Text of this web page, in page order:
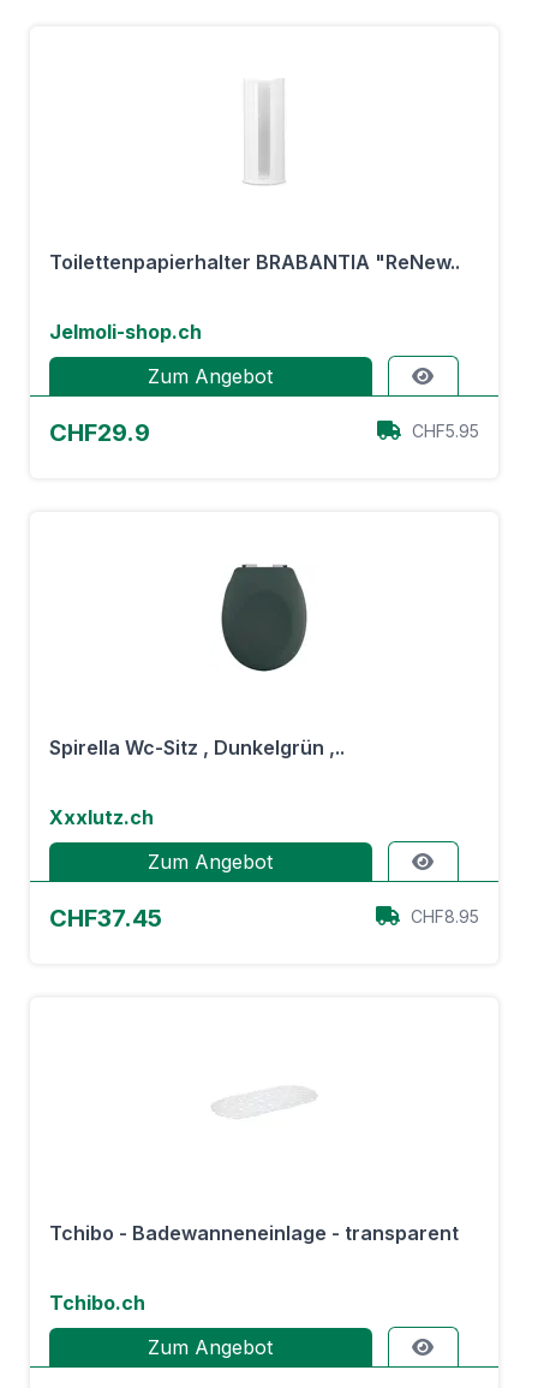
Toilettenpapierhalter BRABANTIA "ReNew..
Jelmoli-shop.ch
Zum Angebot
CHF29.9 CHF5.95
Spirella Wc-Sitz , Dunkelgrün ,..
Xxxlutz.ch
Zum Angebot
CHF37.45 CHF8.95
Tchibo - Badewanneneinlage - transparent
Tchibo.ch
Zum Angebot